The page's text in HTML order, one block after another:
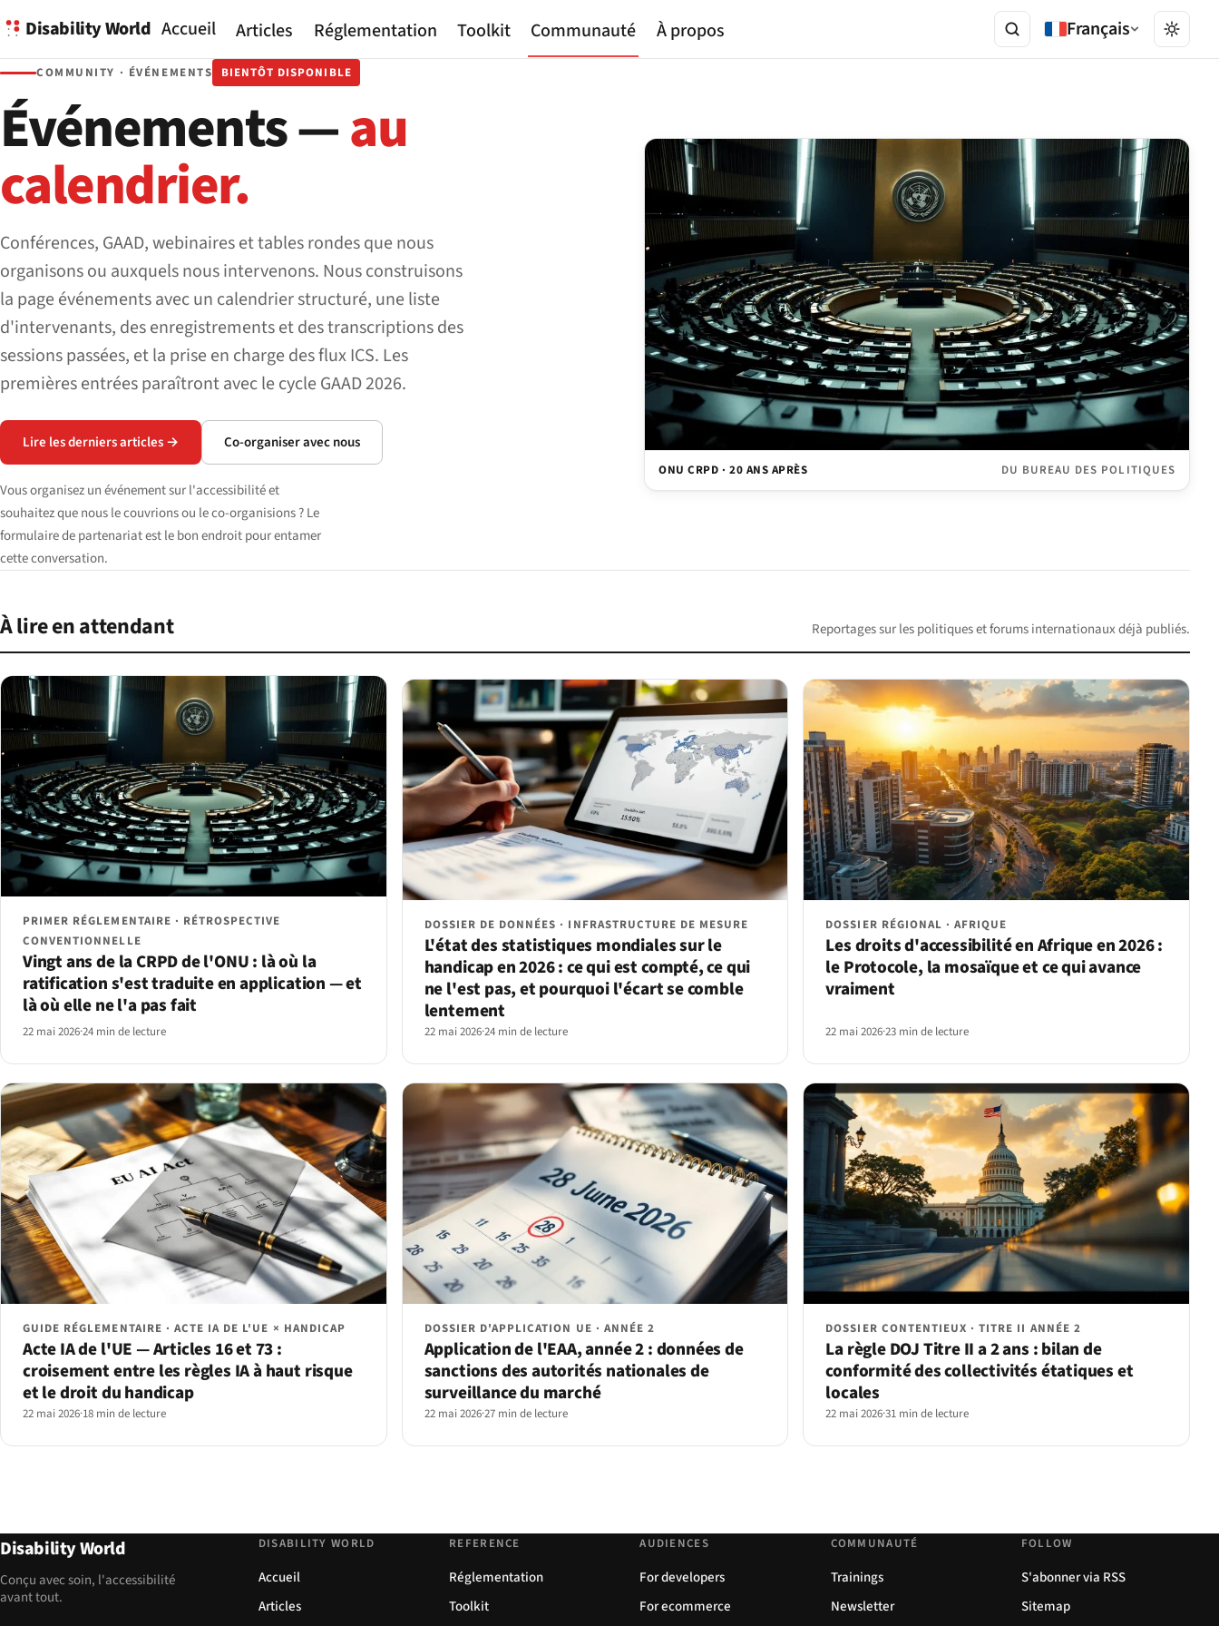
Disability World Accueil Articles Réglementation Toolkit Communauté À propos Français
COMMUNITY · ÉVÉNEMENTS BIENTÔT DISPONIBLE
Événements —au
calendrier.
Conférences, GAAD, webinaires et tables rondes que nous
organisons ou auxquels nous intervenons. Nous construisons
la page événements avec un calendrier structuré, une liste
d'intervenants, des enregistrements et des transcriptions des
sessions passées, et la prise en charge des flux ICS. Les
premières entrées paraîtront avec le cycle GAAD 2026.
Lire les derniers articles → Co-organiser avec nous
Vous organisez un événement sur l'accessibilité et
souhaitez que nous le couvrions ou le co-organisions ? Le
formulaire de partenariat est le bon endroit pour entamer
cette conversation.
ONU CRPD · 20 ANS APRÈS DU BUREAU DES POLITIQUES
À lire en attendant Reportages sur les politiques et forums internationaux déjà publiés.
PRIMER RÉGLEMENTAIRE · RÉTROSPECTIVE
CONVENTIONNELLE
Vingt ans de la CRPD de l'ONU : là où la
ratification s'est traduite en application — et
là où elle ne l'a pas fait
22 mai 2026·24 min de lecture
DOSSIER DE DONNÉES · INFRASTRUCTURE DE MESURE
L'état des statistiques mondiales sur le
handicap en 2026 : ce qui est compté, ce qui
ne l'est pas, et pourquoi l'écart se comble
lentement
22 mai 2026·24 min de lecture
DOSSIER RÉGIONAL · AFRIQUE
Les droits d'accessibilité en Afrique en 2026 :
le Protocole, la mosaïque et ce qui avance
vraiment
22 mai 2026·23 min de lecture
GUIDE RÉGLEMENTAIRE · ACTE IA DE L'UE × HANDICAP
Acte IA de l'UE — Articles 16 et 73 :
croisement entre les règles IA à haut risque
et le droit du handicap
22 mai 2026·18 min de lecture
DOSSIER D'APPLICATION UE · ANNÉE 2
Application de l'EAA, année 2 : données de
sanctions des autorités nationales de
surveillance du marché
22 mai 2026·27 min de lecture
DOSSIER CONTENTIEUX · TITRE II ANNÉE 2
La règle DOJ Titre II a 2 ans : bilan de
conformité des collectivités étatiques et
locales
22 mai 2026·31 min de lecture
Disability World
Conçu avec soin, l'accessibilité
avant tout.
DISABILITY WORLD
Accueil
Articles
REFERENCE
Réglementation
Toolkit
AUDIENCES
For developers
For ecommerce
COMMUNAUTÉ
Trainings
Newsletter
FOLLOW
S'abonner via RSS
Sitemap